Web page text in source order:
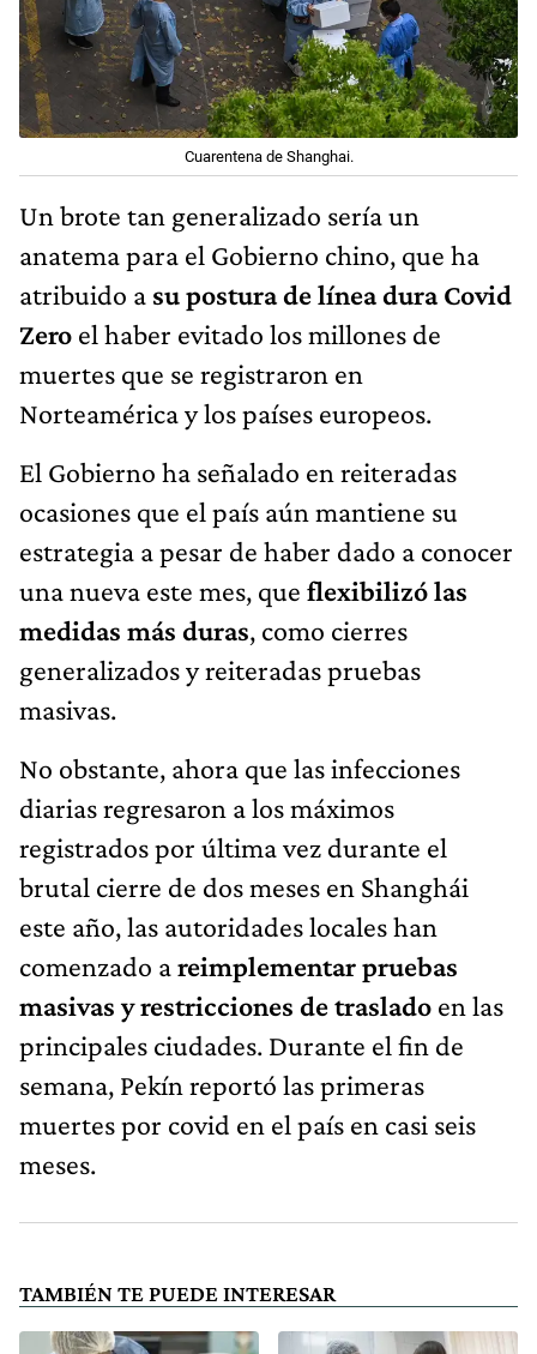
Cuarentena de Shanghai.
Un brote tan generalizado sería un
anatema para el Gobierno chino, que ha
atribuido a su postura de línea dura Covid
Zero el haber evitado los millones de
muertes que se registraron en
Norteamérica y los países europeos.
El Gobierno ha señalado en reiteradas
ocasiones que el país aún mantiene su
estrategia a pesar de haber dado a conocer
una nueva este mes, que flexibilizó las
medidas más duras, como cierres
generalizados y reiteradas pruebas
masivas.
No obstante, ahora que las infecciones
diarias regresaron a los máximos
registrados por última vez durante el
brutal cierre de dos meses en Shanghái
este año, las autoridades locales han
comenzado areimplementar pruebas
masivas y restricciones de traslado en las
principales ciudades. Durante el fin de
semana, Pekín reportó las primeras
muertes por covid en el país en casi seis
meses.
TAMBIÉN TE PUEDE INTERESAR